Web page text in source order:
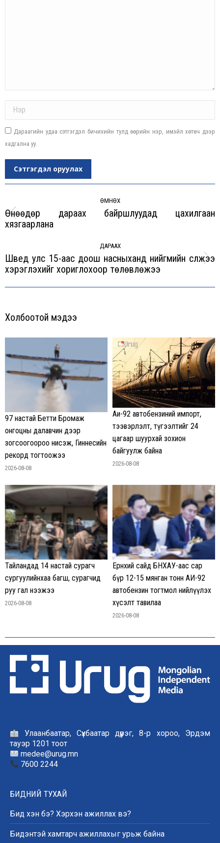
Дараагийн удаа сэтгэгдэл бичихийн тулд өөрийн нэр, имэйл хөтөч дээр
хадгална уу.
Сэтгэгдэл оруулах
ӨМНӨХ
Previous
Өнөөдөр дараах байршлуудад цахилгаан
хязгаарлана
ДАРААХ
Next
post:
Швед улс 15-аас доош насныханд нийгмийн сүлжээ
хэрэглэхийг хориглохоор төлөвлөжээ
Холбоотой мэдээ
97 настай Бетти Бромаж
онгоцны далавчин дээр
зогсоогоороо нисэж, Гиннесийн
рекорд тогтоожээ
2026-08-08
Аи-92 автобензиний импорт,
тээвэрлэлт, түгээлтийг 24
цагаар шуурхай зохион
байгуулж байна
2026-08-08
Тайландад 14 настай сурагч
сургуулийнхаа багш, сурагчид
руу гал нээжээ
2026-08-08
Ерөнхий сайд БНХАУ-аас сар
бүр 12-15 мянган тонн АИ-92
автобензин тогтмол нийлүүлэх
хүсэлт тавилаа
2026-08-08
Улаанбаатар, Сүхбаатар дүүрэг, 8-р хороо, Эрдэм
тауэр 1201 тоот
medee@urug.mn
7600 2244
БИДНИЙ ТУХАЙ
Бид хэн бэ? Хэрхэн ажиллах вэ?
Бидэнтэй хамтарч ажиллахыг урьж байна